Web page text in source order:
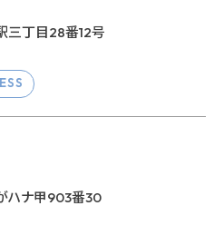
三丁目28番12号
ハナ甲903番30